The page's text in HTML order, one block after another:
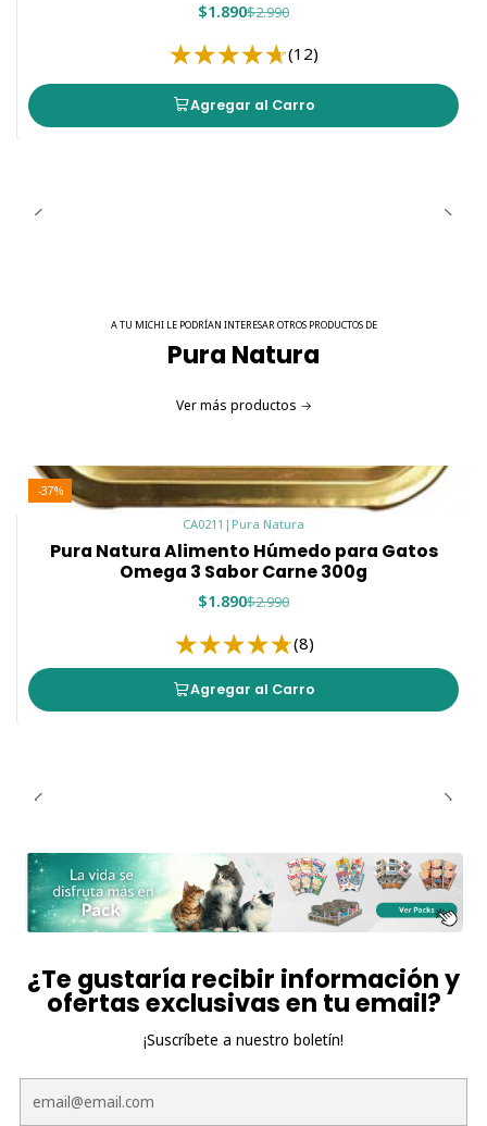
$1.890$2.990
(12)
Agregar al Carro
A TU MICHI LE PODRÍAN INTERESAR OTROS PRODUCTOS DE
Pura Natura
Ver más productos
-37%
CA0211 | Pura Natura
Pura Natura Alimento Húmedo para Gatos
Omega 3 Sabor Carne 300g
$1.890$2.990
(8)
Agregar al Carro
¿Te gustaría recibir información y
ofertas exclusivas en tu email?
¡Suscríbete a nuestro boletín!